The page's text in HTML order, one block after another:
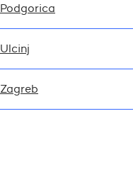
Podgorica
Ulcinj
Zagreb